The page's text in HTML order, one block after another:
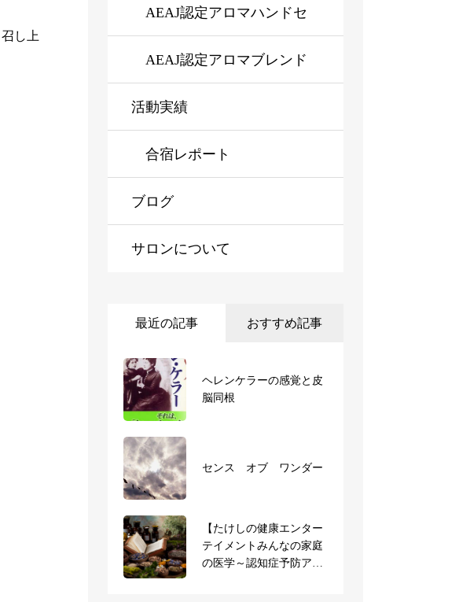
し上
講座
ト資格対応講座
AEAJ認定アロマハンドセ
ラピスト資格対応コース※
オンライン対応可
AEAJ認定アロマブレンド
デザイナー資格対応コース
※オンライン対応可
活動実績
合宿レポート
ブログ
サロンについて
最近の記事 おすすめ記事
ヘレンケラーの感覚と皮
脳同根
センス オブ ワンダー
【たけしの健康エンター
テイメントみんなの家庭
の医学～認知症予防アロ
【お知らせ】3月短期集
中で一気に取得！AEAJ認
アロマセラピスト合宿に
ご参加の受講生のご感想
【お知らせ】AEAJ共通学
科試験、本日より申込み